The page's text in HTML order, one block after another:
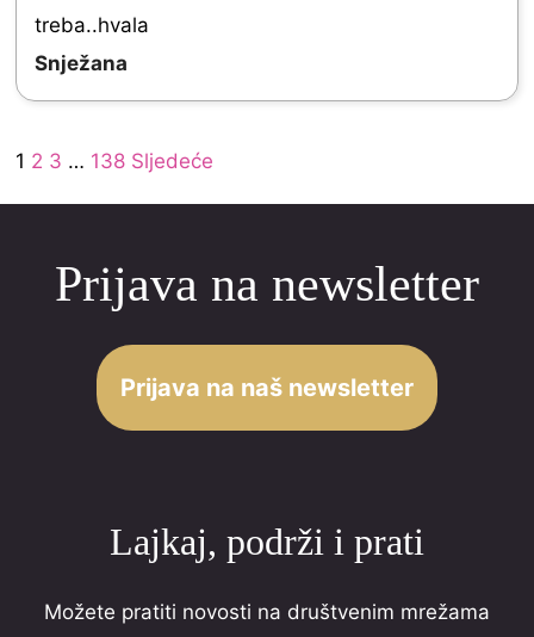
u
t
o
5
5
treba..hvala
Snježana
Site
Reviews
Page
1 Page
2 Page
3 … Page
138 Sljedeće
Prijava na newsletter
Prijava na naš newsletter
Lajkaj, podrži i prati
Možete pratiti novosti na društvenim mrežama